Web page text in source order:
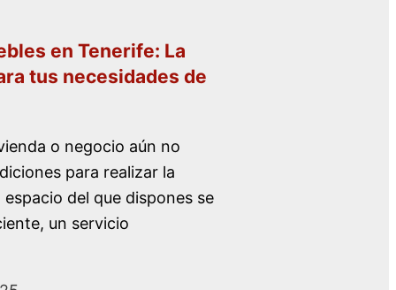
en Tenerife: La
tus necesidades de
o negocio aún no
para realizar la
del que dispones se
un servicio